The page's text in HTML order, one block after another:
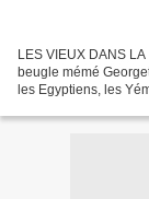
LES VIEUX DANS
beugle mémé
les Egyptiens, les